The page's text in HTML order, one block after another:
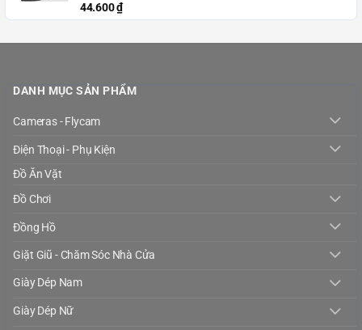
44.600₫
DANH MỤC SẢN PHẨM
Cameras - Flycam
Điện Thoại - Phụ Kiện
Đồ Ăn Vặt
Đồ Chơi
Đồng Hồ
Giặt Giũ - Chăm Sóc Nhà Cửa
Giày Dép Nam
Giày Dép Nữ